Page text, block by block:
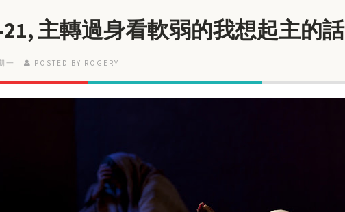
21, 主轉過身看軟弱的我想起主的話
一 POSTED BY ROGERY